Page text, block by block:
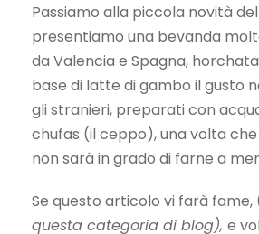
Passiamo alla piccola novità
presentiamo una bevanda
da Valencia e Spagna,
base di latte di gambo il gusto
gli stranieri, preparati con
chufas (il ceppo), una volta che
non sarà in grado di farne a
Se questo articolo vi farà fame,
questa categoria di blog), e